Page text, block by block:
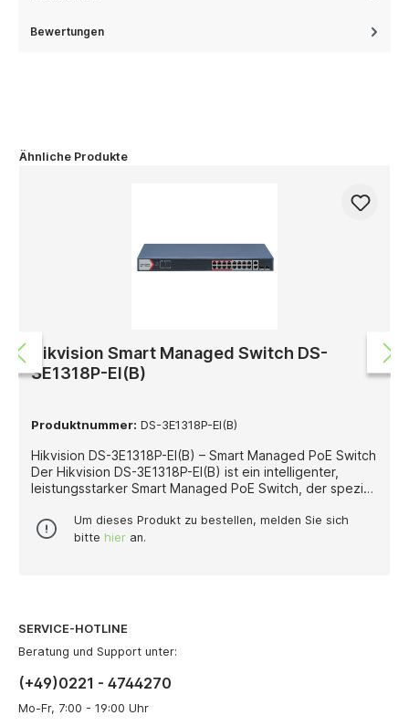
Bewertungen
Ähnliche Produkte
Hikvision Smart Managed Switch DS-
3E1318P-EI(B)
Produktnummer: DS-3E1318P-EI(B)
Hikvision DS-3E1318P-EI(B) – Smart Managed PoE Switch
Der Hikvision DS-3E1318P-EI(B) ist ein intelligenter,
leistungsstarker Smart Managed PoE Switch, der speziell
Netzwerkanwendungen entwickelt wurde. Mit 16 PoE-
Ports (10/100 Mbps), 2 Gigabit-Combo-SFP-Ports und 2
Kameras oder IP-Geräte gleichzeitig ermöglicht. Dank
der Long-Range-PoE-Funktion unterstützt der Switch
ideal für großflächige Installationen macht. Die Smart-
Management-Funktionen ermöglichen eine einfache
Konfiguration, Überwachung und Wartung über die
Um dieses Produkt zu bestellen, melden Sie sich
bitte hier an.
SERVICE-HOTLINE
Beratung und Support unter:
(+49)0221 - 4744270
Mo-Fr, 7:00 - 19:00 Uhr